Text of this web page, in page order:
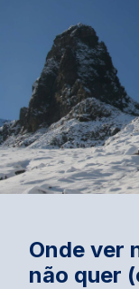
Onde ver
não quer